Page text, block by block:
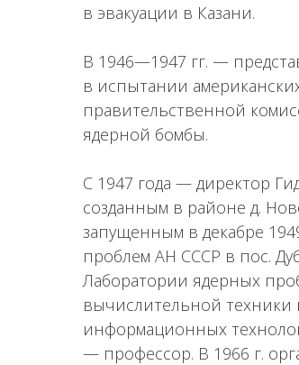
в эвакуации в Казани.
В 1946—1947 гг. —
в испытании
правительственной
ядерной бомбы.
С 1947 года — директор
созданным в районе д.
запущенным в декабре
проблем АН СССР в пос.
Лаборатории ядерных
вычислительной техники
информационных
— профессор. В 1966 г.